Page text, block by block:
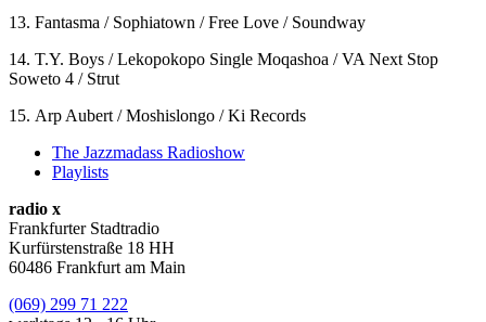
13. Fantasma / Sophiatown / Free Love / Soundway
14. T.Y. Boys / Lekopokopo Single Moqashoa / VA Next Stop
Soweto 4 / Strut
15. Arp Aubert / Moshislongo / Ki Records
The Jazzmadass Radioshow
Playlists
radio x
Frankfurter Stadtradio
Kurfürstenstraße 18 HH
60486 Frankfurt am Main
(069) 299 71 222